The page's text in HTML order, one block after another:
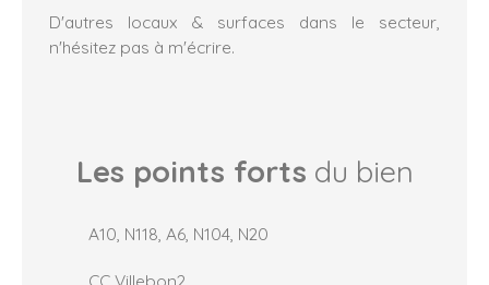
D'autres locaux & surfaces dans le secteur,
n'hésitez pas à m'écrire.
Les points forts du bien
A10, N118, A6, N104, N20
CC Villebon2